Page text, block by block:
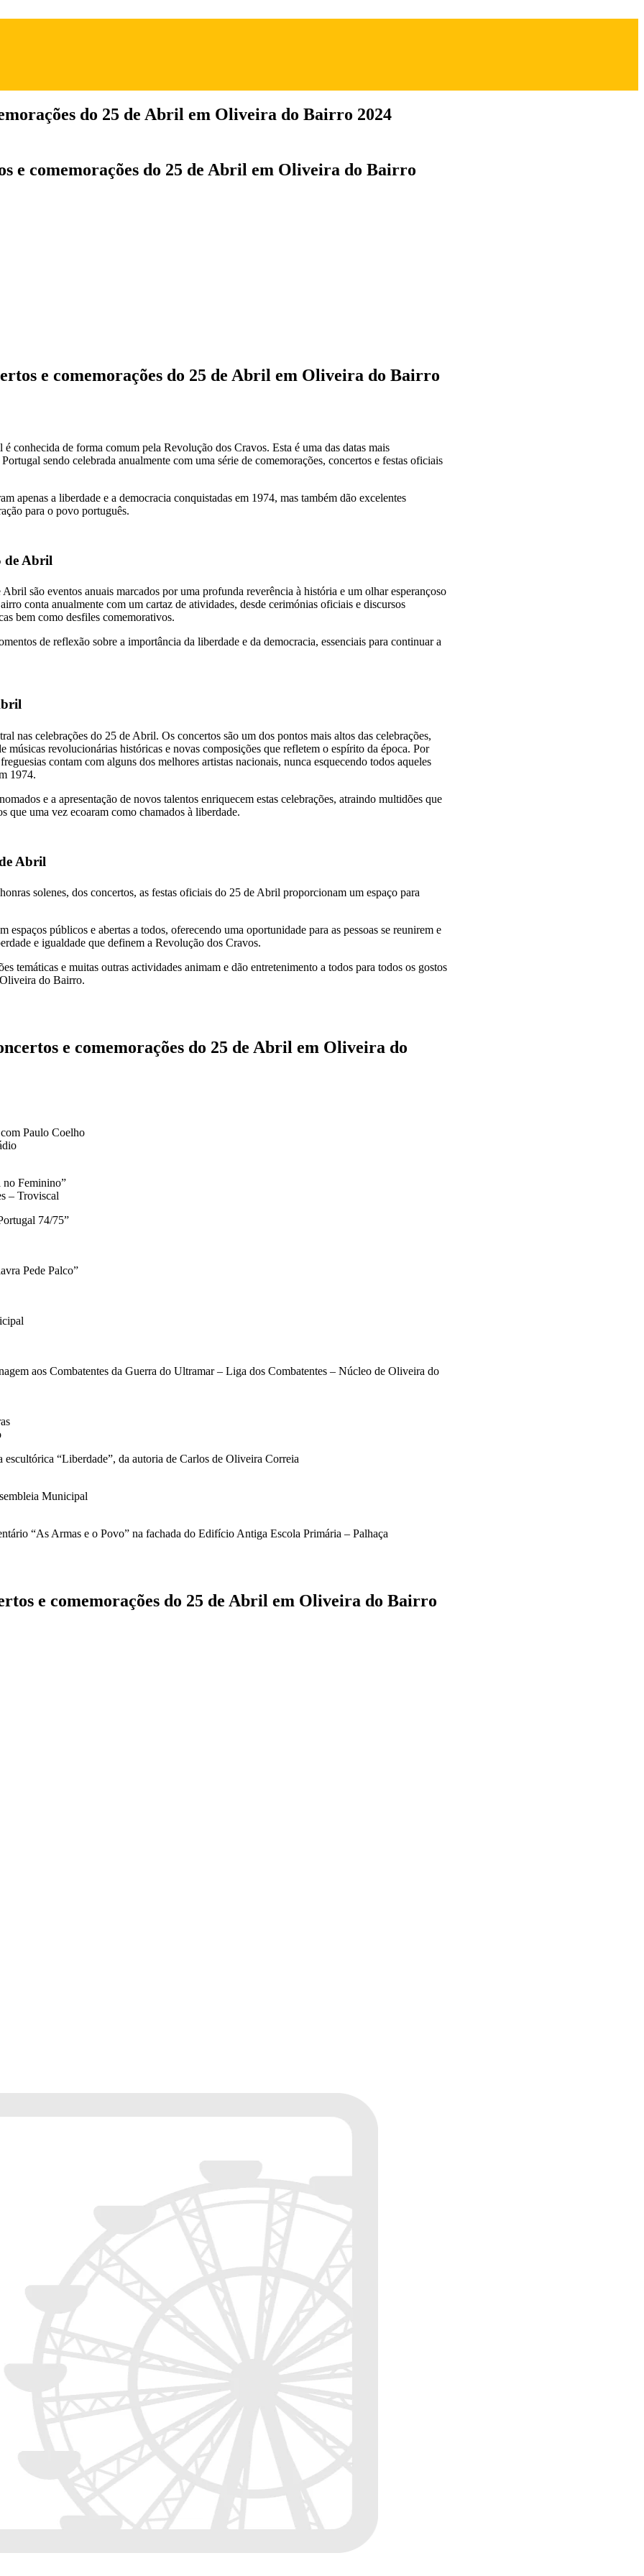
do 25 de Abril em Oliveira do Bairro 2024
e comemorações do 25 de Abril em Oliveira do Bairro
e comemorações do 25 de Abril em Oliveira do Bairro
conhecida de forma comum pela Revolução dos Cravos. Esta é uma das datas mais
sendo celebrada anualmente com uma série de comemorações, concertos e festas oficiais
apenas a liberdade e a democracia conquistadas em 1974, mas também dão excelentes
para o povo português.
de Abril
são eventos anuais marcados por uma profunda reverência à história e um olhar esperançoso
conta anualmente com um cartaz de atividades, desde cerimónias oficiais e discursos
bem como desfiles comemorativos.
de reflexão sobre a importância da liberdade e da democracia, essenciais para continuar a
nas celebrações do 25 de Abril. Os concertos são um dos pontos mais altos das celebrações,
músicas revolucionárias históricas e novas composições que refletem o espírito da época. Por
contam com alguns dos melhores artistas nacionais, nunca esquecendo todos aqueles
1974.
e a apresentação de novos talentos enriquecem estas celebrações, atraindo multidões que
que uma vez ecoaram como chamados à liberdade.
Abril
solenes, dos concertos, as festas oficiais do 25 de Abril proporcionam um espaço para
espaços públicos e abertas a todos, oferecendo uma oportunidade para as pessoas se reunirem e
e igualdade que definem a Revolução dos Cravos.
temáticas e muitas outras actividades animam e dão entretenimento a todos para todos os gostos
do Bairro.
e comemorações do 25 de Abril em Oliveira do
Paulo Coelho
no Feminino”
– Troviscal
74/75”
Pede Palco”
aos Combatentes da Guerra do Ultramar – Liga dos Combatentes – Núcleo de Oliveira do
escultórica “Liberdade”, da autoria de Carlos de Oliveira Correia
Municipal
“As Armas e o Povo” na fachada do Edifício Antiga Escola Primária – Palhaça
e comemorações do 25 de Abril em Oliveira do Bairro